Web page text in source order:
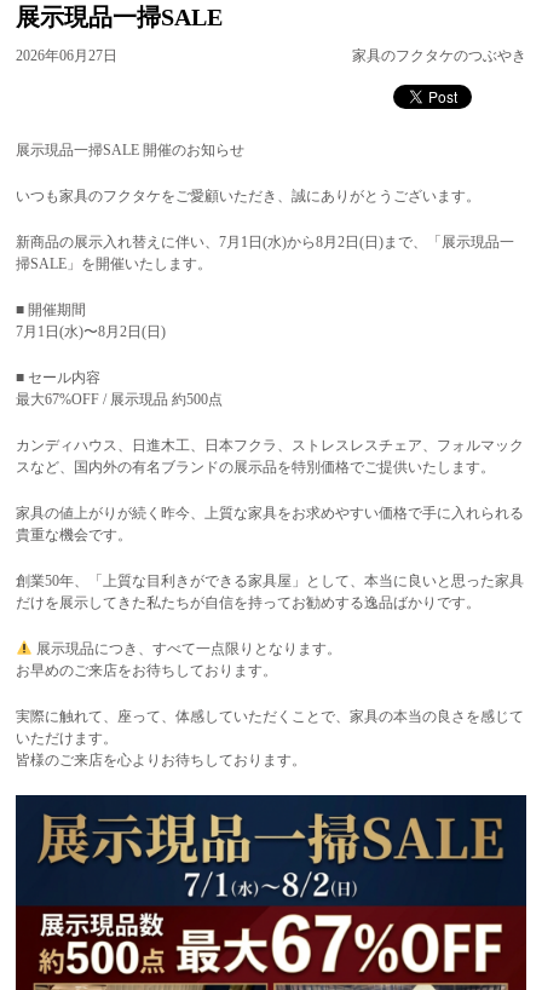
展示現品一掃SALE
2026年06月27日 家具のフクタケのつぶやき
展示現品一掃SALE 開催のお知らせ
いつも家具のフクタケをご愛顧いただき、誠にありがとうございます。
新商品の展示入れ替えに伴い、7月1日(水)から8月2日(日)まで、「展示現品一
掃SALE」を開催いたします。
■ 開催期間
7月1日(水)〜8月2日(日)
■ セール内容
最大67%OFF / 展示現品 約500点
カンディハウス、日進木工、日本フクラ、ストレスレスチェア、フォルマック
スなど、国内外の有名ブランドの展示品を特別価格でご提供いたします。
家具の値上がりが続く昨今、上質な家具をお求めやすい価格で手に入れられる
貴重な機会です。
創業50年、「上質な目利きができる家具屋」として、本当に良いと思った家具
だけを展示してきた私たちが自信を持ってお勧めする逸品ばかりです。
展示現品につき、すべて一点限りとなります。
お早めのご来店をお待ちしております。
実際に触れて、座って、体感していただくことで、家具の本当の良さを感じて
いただけます。
皆様のご来店を心よりお待ちしております。